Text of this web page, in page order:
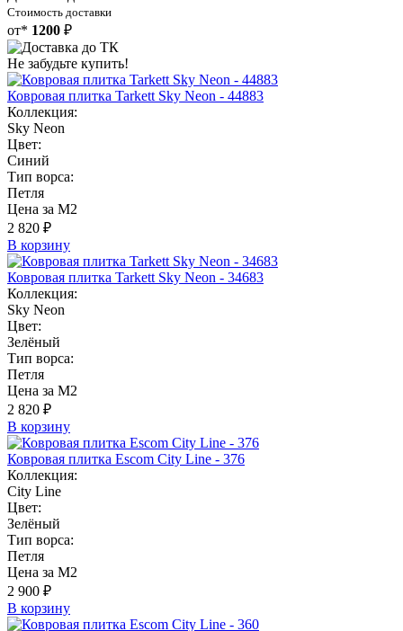
Стоимость доставки
от* 1200 ₽
Не забудьте купить!
Ковровая плитка Tarkett Sky Neon - 44883
Коллекция:
Sky Neon
Цвет:
Синий
Тип ворса:
Петля
Цена за М2
2 820 ₽
В корзину
Ковровая плитка Tarkett Sky Neon - 34683
Коллекция:
Sky Neon
Цвет:
Зелёный
Тип ворса:
Петля
Цена за М2
2 820 ₽
В корзину
Ковровая плитка Escom City Line - 376
Коллекция:
City Line
Цвет:
Зелёный
Тип ворса:
Петля
Цена за М2
2 900 ₽
В корзину